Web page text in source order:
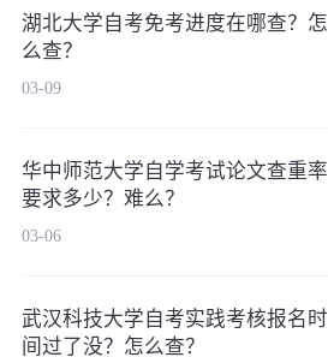
湖北大学自考免考进度在哪查？怎
么查？
03-09
华中师范大学自学考试论文查重率
要求多少？难么？
03-06
武汉科技大学自考实践考核报名时
间过了没？怎么查？